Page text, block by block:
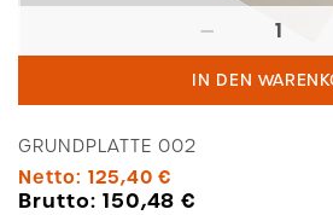
002
IN DEN
GRUNDPLATTE 002
Netto: 125,40€
Brutto: 150,48€